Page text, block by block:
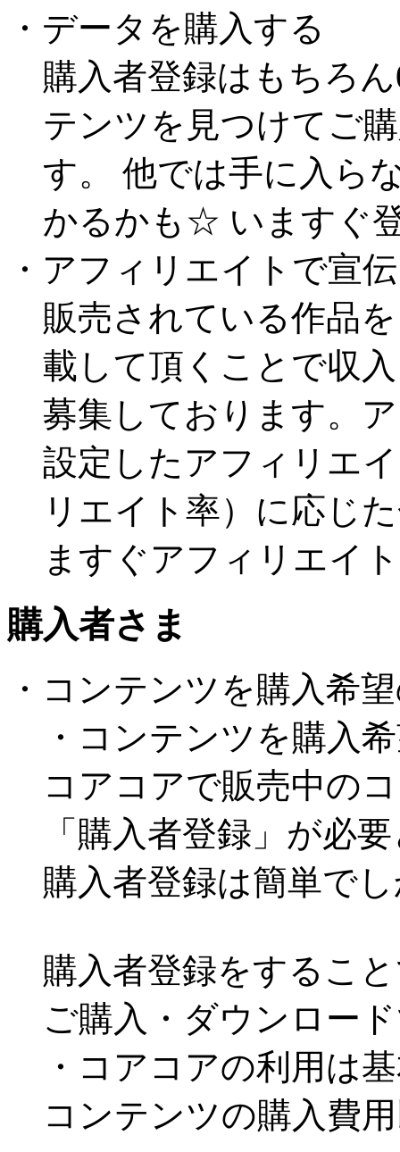
・データを購入する
購入者登録はもちろ
テンツを見つけてご
す。 他では手に入ら
かるかも☆ いますぐ
・アフィリエイトで宣
販売されている作品
載して頂くことで収
募集しております。
設定したアフィリエ
リエイト率）に応じ
ますぐアフィリエイ
購入者さま
・コンテンツを購入希
・コンテンツを購入
コアコアで販売中の
「購入者登録」が必
購入者登録は簡単で
購入者登録をするこ
ご購入・ダウンロー
・コアコアの利用は
コンテンツの購入費